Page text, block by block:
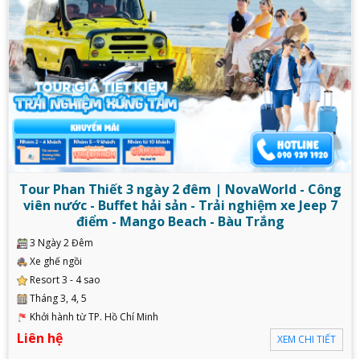
Tour Phan Thiết 3 ngày 2 đêm | NovaWorld - Công
viên nước - Buffet hải sản - Trải nghiệm xe Jeep 7
điểm - Mango Beach - Bàu Trắng
3 Ngày 2 Đêm
Xe ghế ngồi
Resort 3 - 4 sao
Tháng 3, 4, 5
Khởi hành từ TP. Hồ Chí Minh
Liên hệ XEM CHI TIẾT